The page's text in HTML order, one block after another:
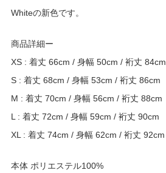
Whiteの新色です。
商品詳細ー
XS : 着丈 66cm / 身幅 50cm / 裄丈 84cm
S : 着丈 68cm / 身幅 53cm / 裄丈 86cm
M : 着丈 70cm / 身幅 56cm / 裄丈 88cm
L : 着丈 72cm / 身幅 59cm / 裄丈 90cm
XL : 着丈 74cm / 身幅 62cm / 裄丈 92cm
本体 ポリエステル100%